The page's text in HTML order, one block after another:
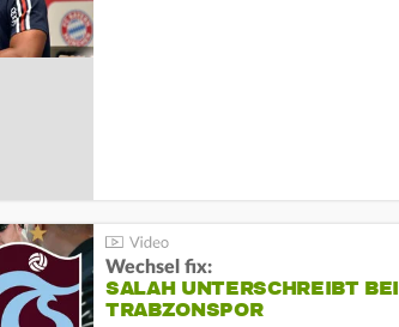
Wechsel fix:
SALAH UNTERSCHREIBT BEI
TRABZONSPOR